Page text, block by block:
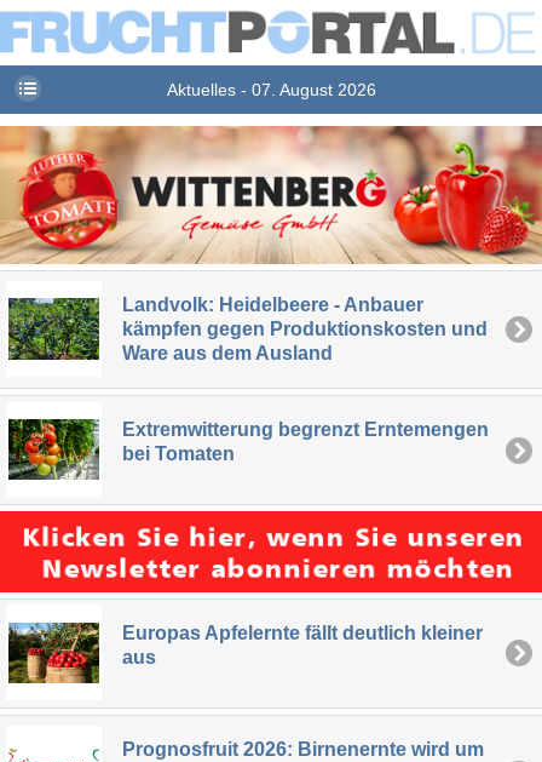
Aktuelles - 07. August 2026
Landvolk: Heidelbeere - Anbauer
kämpfen gegen Produktionskosten und
Ware aus dem Ausland
Extremwitterung begrenzt Erntemengen
bei Tomaten
Europas Apfelernte fällt deutlich kleiner
aus
Prognosfruit 2026: Birnenernte wird um